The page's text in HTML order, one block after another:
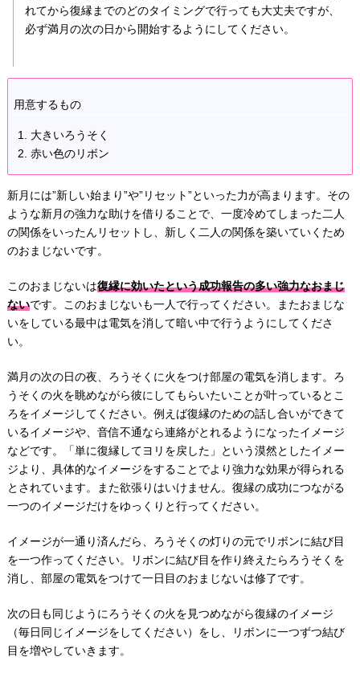
れてから復縁までのどのタイミングで行っても大丈夫ですが、
必ず満月の次の日から開始するようにしてください。
用意するもの
大きいろうそく
赤い色のリボン
新月には”新しい始まり”や”リセット”といった力が高まります。その
ような新月の強力な助けを借りることで、一度冷めてしまった二人
の関係をいったんリセットし、新しく二人の関係を築いていくため
のおまじないです。
このおまじないは復縁に効いたという成功報告の多い強力なおまじ
ないです。このおまじないも一人で行ってください。またおまじな
いをしている最中は電気を消して暗い中で行うようにしてくださ
い。
満月の次の日の夜、ろうそくに火をつけ部屋の電気を消します。ろ
うそくの火を眺めながら彼にしてもらいたいことが叶っているとこ
ろをイメージしてください。例えば復縁のための話し合いができて
いるイメージや、音信不通なら連絡がとれるようになったイメージ
などです。「単に復縁してヨリを戻した」という漠然としたイメー
ジより、具体的なイメージをすることでより強力な効果が得られる
とされています。また欲張りはいけません。復縁の成功につながる
一つのイメージだけをゆっくりと行ってください。
イメージが一通り済んだら、ろうそくの灯りの元でリボンに結び目
を一つ作ってください。リボンに結び目を作り終えたらろうそくを
消し、部屋の電気をつけて一日目のおまじないは修了です。
次の日も同じようにろうそくの火を見つめながら復縁のイメージ
（毎日同じイメージをしてください）をし、リボンに一つずつ結び
目を増やしていきます。